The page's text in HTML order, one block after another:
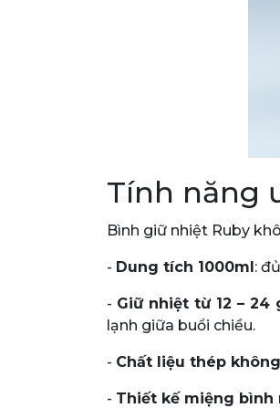
Tính năng
Bình giữ nhiệt Ruby
- Dung tích 1000ml :
- Giữ nhiệt từ 12 – 24
lạnh giữa buổi chiều.
- Chất liệu thép
- Thiết kế miệng bình